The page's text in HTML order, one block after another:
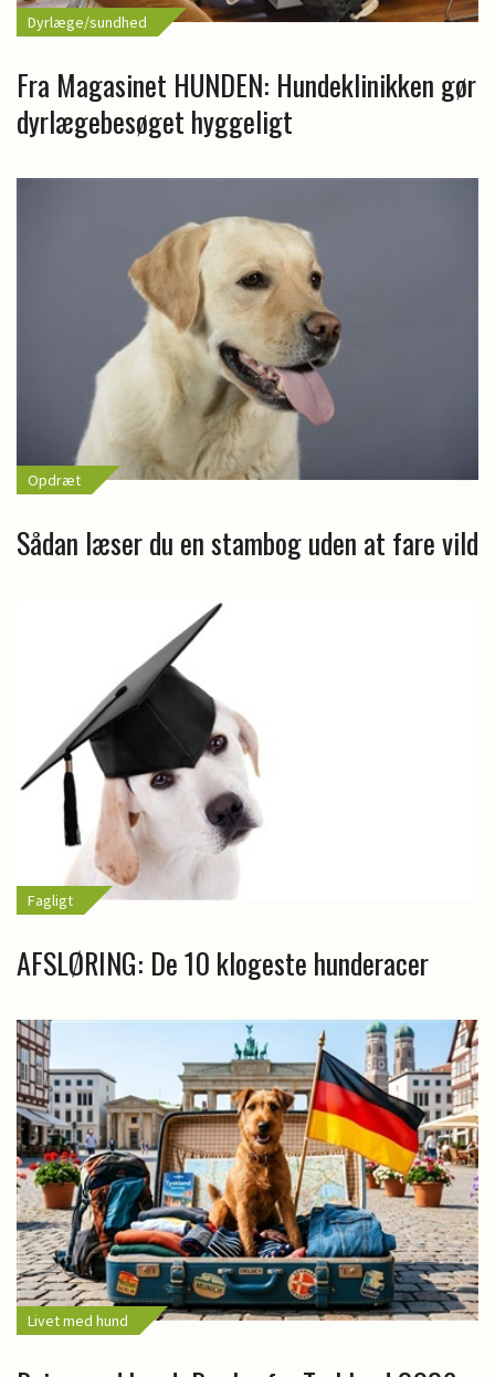
Dyrlæge/sundhed
Fra Magasinet HUNDEN: Hundeklinikken gør
dyrlægebesøget hyggeligt
Opdræt
Sådan læser du en stambog uden at fare vild
Fagligt
AFSLØRING: De 10 klogeste hunderacer
Livet med hund